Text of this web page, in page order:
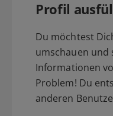
Profil
Du möchtest
umschauen und
Informationen
Problem! Du
anderen